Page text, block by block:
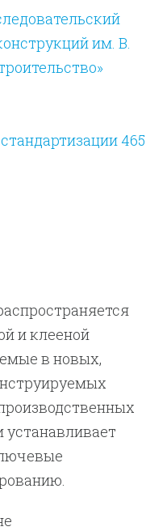
им. В.
465
и клееной
в новых,
устанавливает